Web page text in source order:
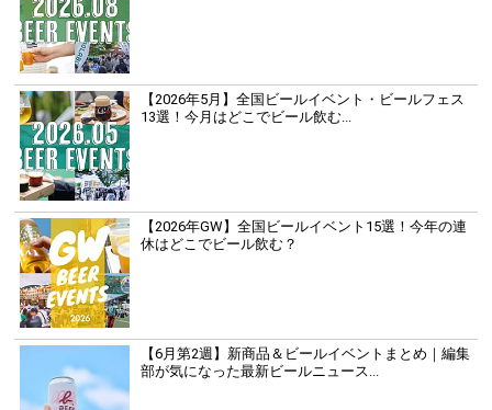
【2026年5月】全国ビールイベント・ビールフェス
13選！今月はどこでビール飲む...
【2026年GW】全国ビールイベント15選！今年の連
休はどこでビール飲む？
【6月第2週】新商品＆ビールイベントまとめ｜編集
部が気になった最新ビールニュース...